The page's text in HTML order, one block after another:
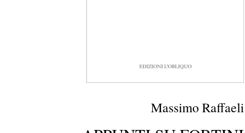
Massimo Raffaeli